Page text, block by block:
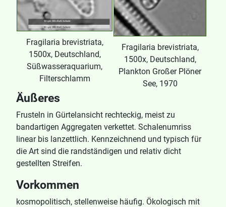
Fragilaria brevistriata,
1500x, Deutschland,
Süßwasseraquarium,
Filterschlamm
Fragilaria brevistriata,
1500x, Deutschland,
Plankton Großer Plöner
See, 1970
Äußeres
Frusteln in Gürtelansicht rechteckig, meist zu
bandartigen Aggregaten verkettet. Schalenumriss
linear bis lanzettlich. Kennzeichnend und typisch für
die Art sind die randständigen und relativ dicht
gestellten Streifen.
Vorkommen
kosmopolitisch, stellenweise häufig. Ökologisch mit